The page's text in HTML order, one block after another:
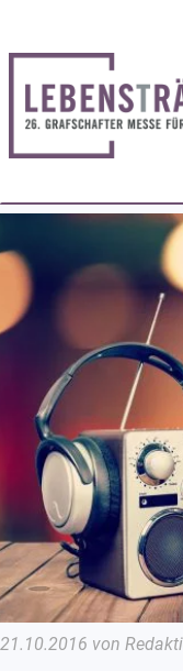
21.10.2016 von